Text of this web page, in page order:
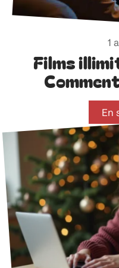
1
Films
En